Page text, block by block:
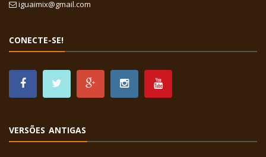
iguaimix@gmail.com
CONECTE-SE!
VERSÕES ANTIGAS